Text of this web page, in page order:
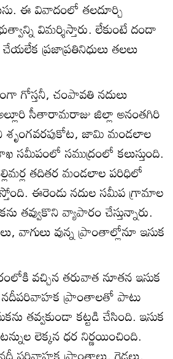
ఈ వివాదంలో తలదూర్చి
విమర్శిస్తారు. లేకుంటే దందా
ప్రజాప్రతినిధులు తలలు
గోస్తనీ, చంపావతి నదులు
సీతారామరాజు జిల్లా అనంతగిరి
శృంగవరపుకోట, జామి మండలాల
సమీపంలో సముద్రంలో కలుస్తుంది.
తదితర మండలాల పరిధిలో
ఈరెండు నదుల సమీప గ్రామాల
తవ్వుకొని వ్యాపారం చేస్తున్నారు.
వాగులు వున్న ప్రాంతాల్లోనూ ఇసుక
వచ్చిన తరువాత నూతన ఇసుక
నదీపరివాహక ప్రాంతాలతో పాటు
తవ్వకుండా కట్టడి చేసింది. ఇసుక
లెక్కన ధర నిర్ణయించింది.